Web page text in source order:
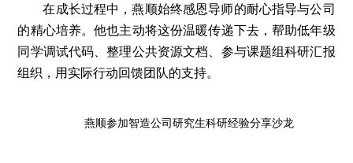
在成长过程中，燕顺始终感恩导师的耐心指导与公司
的精心培养。他也主动将这份温暖传递下去，帮助低年级
同学调试代码、整理公共资源文档、参与课题组科研汇报
组织，用实际行动回馈团队的支持。
燕顺参加智造公司研究生科研经验分享沙龙